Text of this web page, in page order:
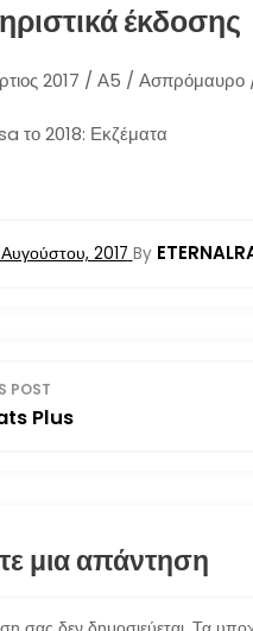
έκδοσης
2017 / Α5 / Ασπρόμαυρο
το 2018: Εκζέματα
Αυγούστου, 2017 By
POST
Plus
μια απάντηση